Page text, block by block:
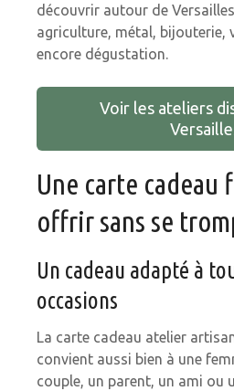
découvrir autour de
agriculture, métal, bijouterie,
encore dégustation.
Voir les ateliers
Une carte
offrir sans se
Un cadeau adapté à
occasions
La carte cadeau atelier
convient aussi bien à une
couple, un parent, un ami ou